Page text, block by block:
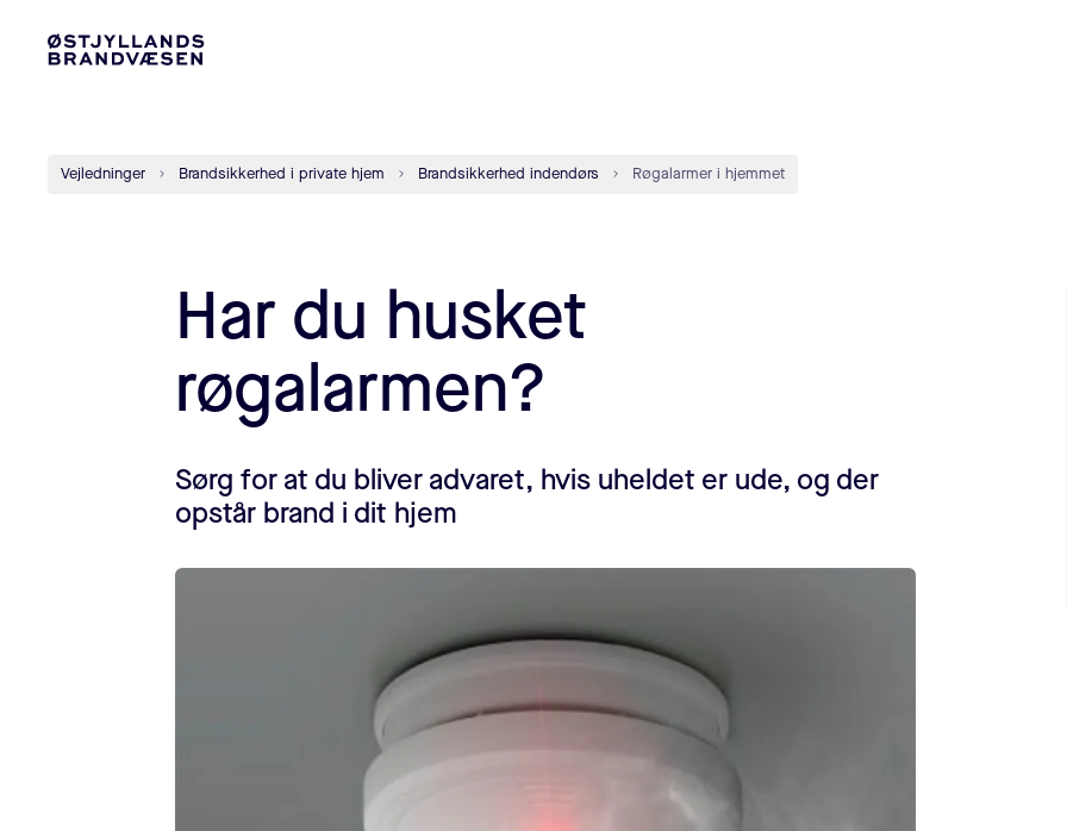
Vejledninger Brandsikkerhed i private hjem Brandsikkerhed indendørs Røgalarmer i hjemmet
Har du husket
røgalarmen?
Sørg for at du bliver advaret, hvis uheldet er ude, og der
opstår brand i dit hjem